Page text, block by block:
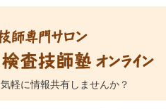
気軽に情報共有しませんか？